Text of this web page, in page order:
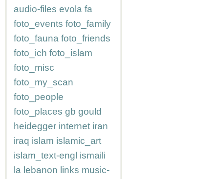
audio-files evola fa
foto_events foto_family
foto_fauna foto_friends
foto_ich foto_islam
foto_misc
foto_my_scan
foto_people
foto_places gb gould
heidegger internet iran
iraq islam islamic_art
islam_text-engl ismaili
la lebanon links music-